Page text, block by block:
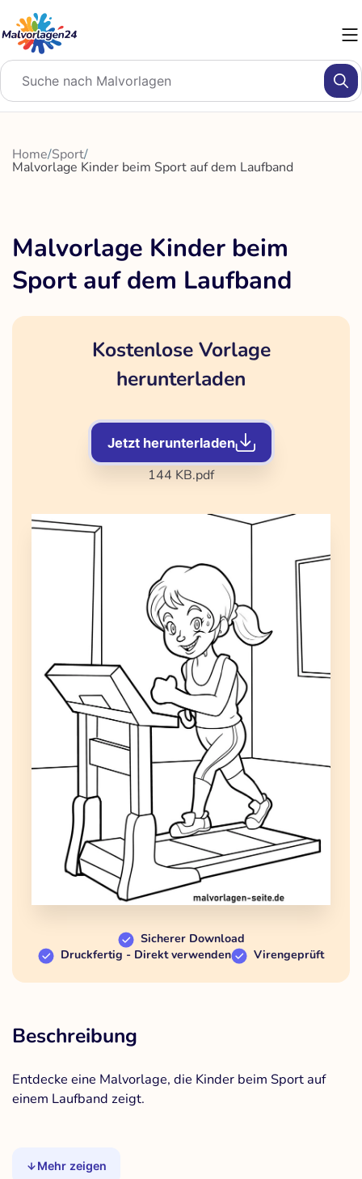
Inhalt
springen
Home/Sport/
Malvorlage Kinder beim Sport auf dem Laufband
Malvorlage Kinder beim
Sport auf dem Laufband
Kostenlose Vorlage
herunterladen
Jetzt herunterladen
144 KB.pdf
Sicherer Download
Druckfertig - Direkt verwenden
Virengeprüft
Beschreibung
Entdecke eine Malvorlage, die Kinder beim Sport auf
einem Laufband zeigt.
Mehr zeigen